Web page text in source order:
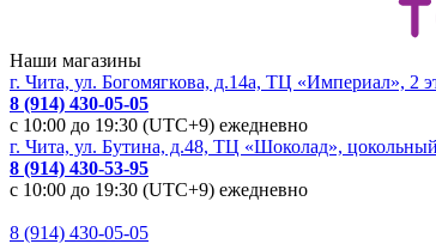
Наши магазины
г. Чита, ул. Богомягкова, д.14а, ТЦ «Империал», 2
8 (914) 430-05-05
с 10:00 до 19:30 (UTC+9) ежедневно
г. Чита, ул. Бутина, д.48, ТЦ «Шоколад»,
8 (914) 430-53-95
с 10:00 до 19:30 (UTC+9) ежедневно
8 (914) 430-05-05